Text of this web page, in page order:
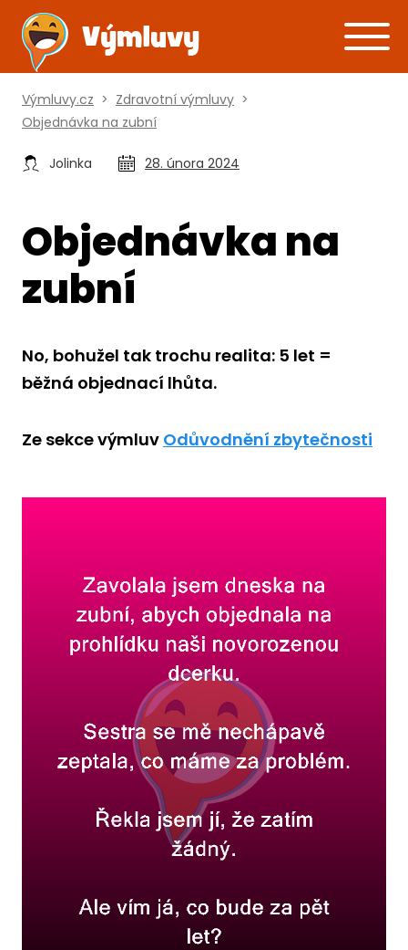
Výmluvy.cz > Zdravotní výmluvy >
Objednávka na zubní
Jolinka 28. února 2024
Objednávka na
zubní
No, bohužel tak trochu realita: 5 let =
běžná objednací lhůta.
Ze sekce výmluv Odůvodnění zbytečnosti